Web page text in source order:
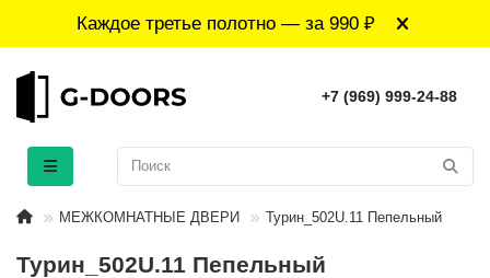
Каждое третье полотно — за 990 ₽
+7 (969) 999-24-88
МЕЖКОМНАТНЫЕ ДВЕРИ Турин_502U.11 Пепельный
Турин_502U.11 Пепельный